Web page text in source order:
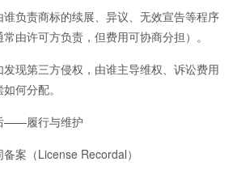
负责商标的续展、异议、无效宣告等程序
由许可方负责，但费用可协商分担）。
现第三方侵权，由谁主导维权、诉讼费用
何分配。
履行与维护
（License Recordal）